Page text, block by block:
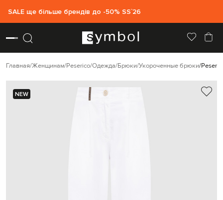
SALE ще більше брендів до -50% SS`26
Главная Женщинам Peserico Одежда Брюки Укороченные брюки
NEW